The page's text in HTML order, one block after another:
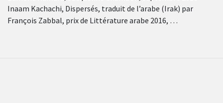
Inaam Kachachi, Dispersés, traduit de l’arabe (Irak) par
François Zabbal, prix de Littérature arabe 2016, …